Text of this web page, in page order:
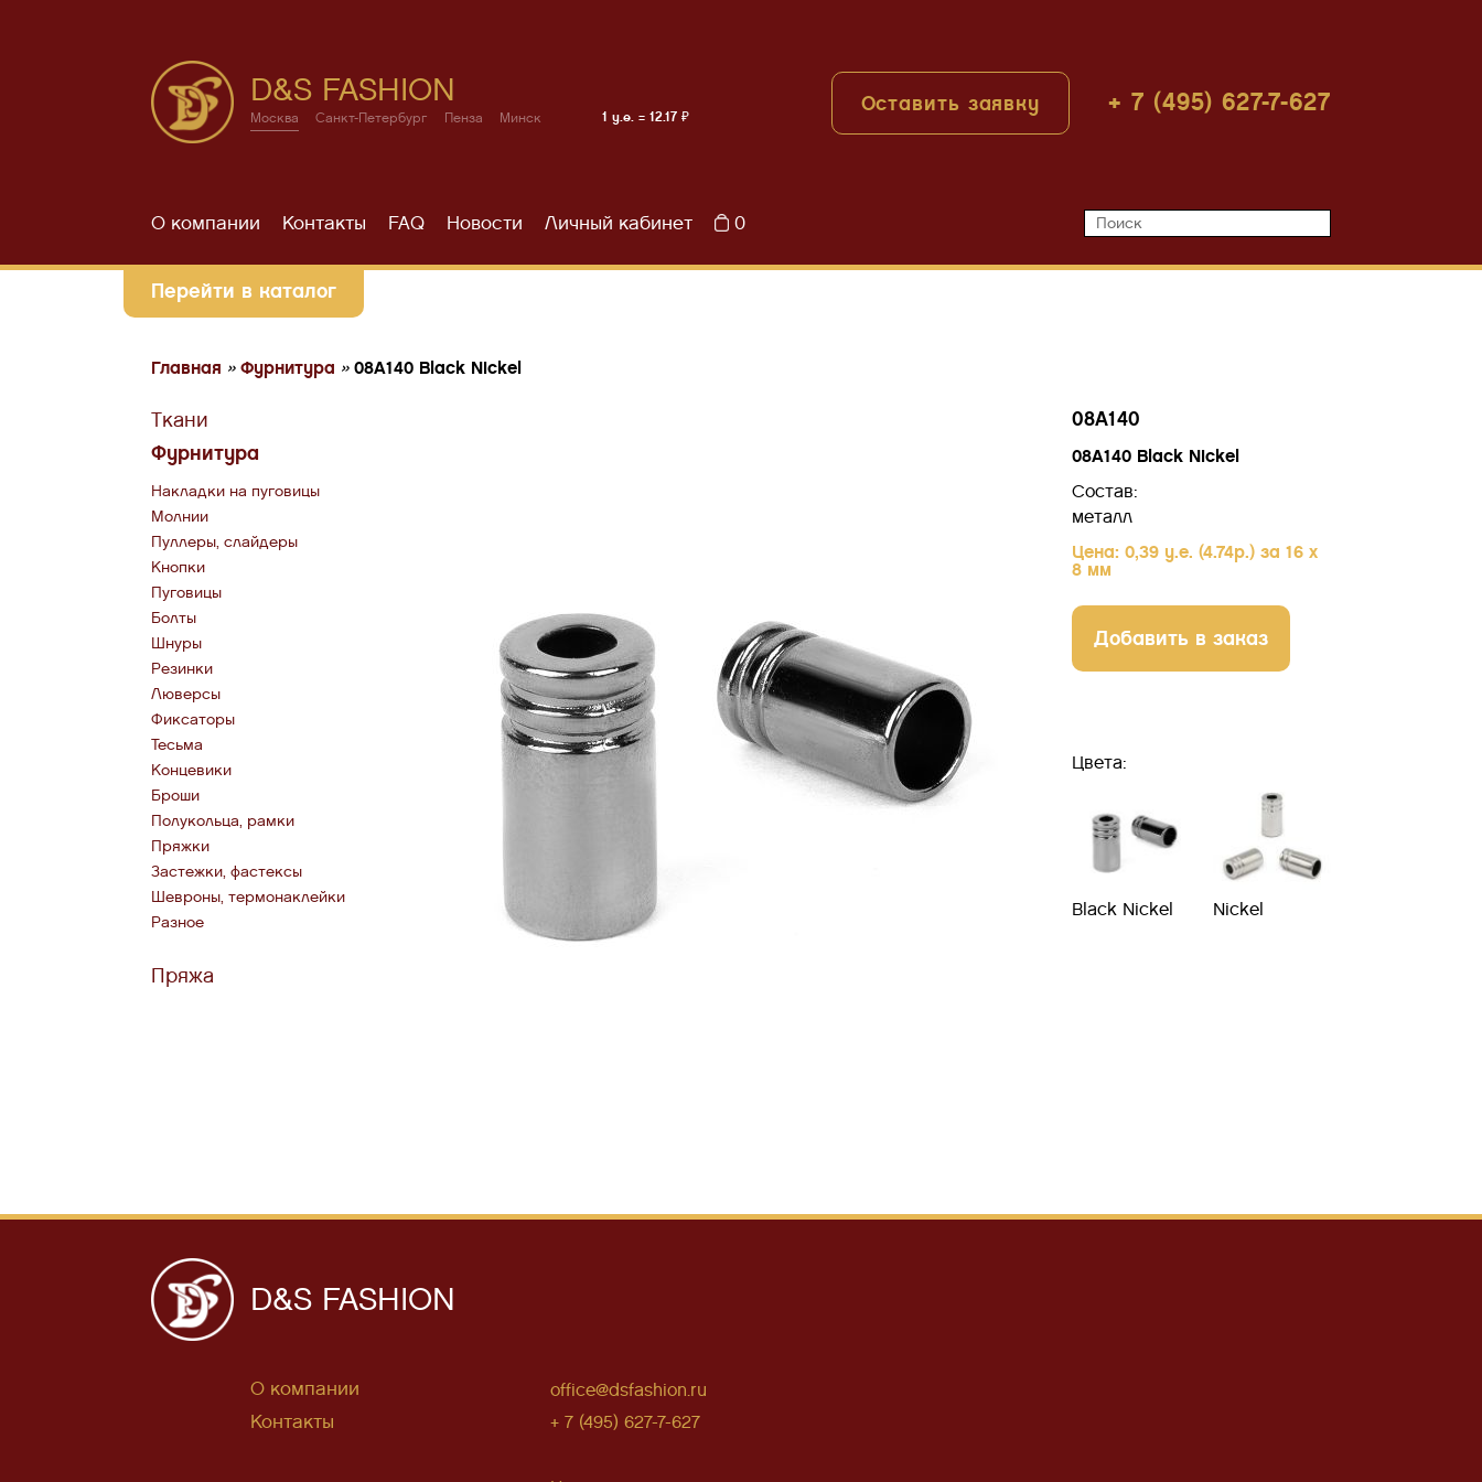
D&S FASHION
Москва Санкт-Петербург Пенза Минск 1 у.е. = 12.17 ₽
Оставить заявку + 7 (495) 627-7-627
О компании Контакты FAQ Новости Личный кабинет 0
Перейти в каталог
Главная » Фурнитура » 08A140 Black Nickel
Ткани
Фурнитура
Накладки на пуговицы
Молнии
Пуллеры, слайдеры
Кнопки
Пуговицы
Болты
Шнуры
Резинки
Люверсы
Фиксаторы
Тесьма
Концевики
Броши
Полукольца, рамки
Пряжки
Застежки, фастексы
Шевроны, термонаклейки
Разное
Пряжа
08A140
08A140 Black Nickel
Состав:
металл
Цена: 0,39 у.е. (4.74р.) за 16 х
8 мм
Добавить в заказ
Цвета:
Black Nickel Nickel
D&S FASHION
О компании
Контакты
office@dsfashion.ru
+ 7 (495) 627-7-627